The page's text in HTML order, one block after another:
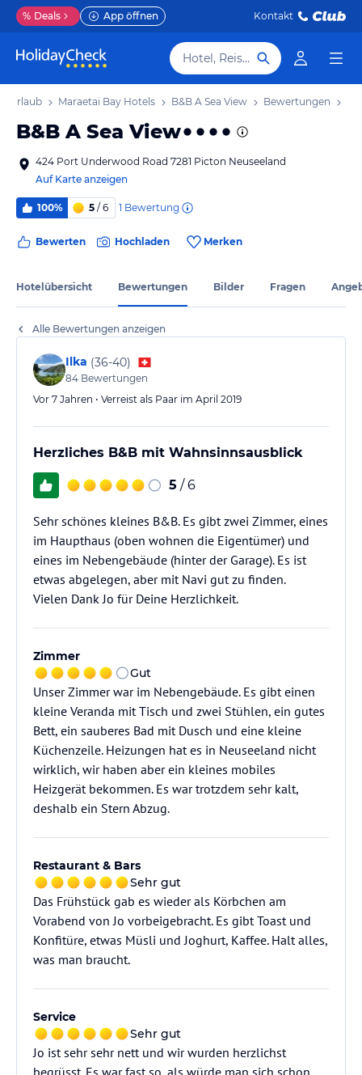
% Deals App öffnen Kontakt
Hotel, Reiseziel
Urlaub Maraetai Bay Hotels B&B A Sea View Bewertungen
B&B A Sea View
424 Port Underwood Road 7281 Picton Neuseeland
Auf Karte anzeigen
100% 5 / 6 1 Bewertung
Bewerten Hochladen Merken
Hotelübersicht Bewertungen Bilder Fragen
Alle Bewertungen anzeigen
Ilka (36-40)
84 Bewertungen
Vor 7 Jahren • Verreist als Paar im April 2019
Herzliches B&B mit Wahnsinnsausblick
5 / 6
Sehr schönes kleines B&B. Es gibt zwei Zimmer, eines
im Haupthaus (oben wohnen die Eigentümer) und
eines im Nebengebäude (hinter der Garage). Es ist
etwas abgelegen, aber mit Navi gut zu finden.
Vielen Dank Jo für Deine Herzlichkeit.
Zimmer
Gut
Unser Zimmer war im Nebengebäude. Es gibt einen
kleine Veranda mit Tisch und zwei Stühlen, ein gutes
Bett, ein sauberes Bad mit Dusch und eine kleine
Küchenzeile. Heizungen hat es in Neuseeland nicht
wirklich, wir haben aber ein kleines mobiles
Heizgerät bekommen. Es war trotzdem sehr kalt,
deshalb ein Stern Abzug.
Restaurant & Bars
Sehr gut
Das Frühstück gab es wieder als Körbchen am
Vorabend von Jo vorbeigebracht. Es gibt Toast und
Konfitüre, etwas Müsli und Joghurt, Kaffee. Halt alles,
was man braucht.
Service
Sehr gut
Jo ist sehr sehr nett und wir wurden herzlichst
begrüsst. Es war fast so, als würde man sich schon